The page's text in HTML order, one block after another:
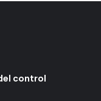
control